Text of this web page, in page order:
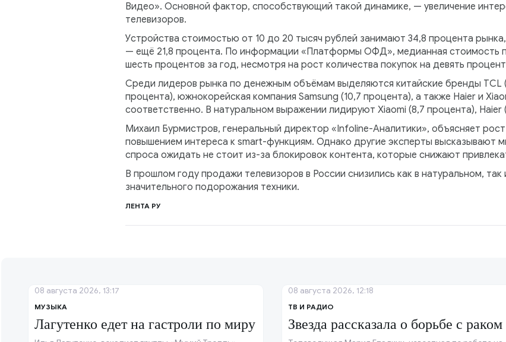
Видео». Основной фактор, способствующий такой динамике, — увеличение
телевизоров.
Устройства стоимостью от 10 до 20 тысяч рублей занимают 34,8 процента
— ещё 21,8 процента. По информации «Платформы ОФД», медианная стоимость
шесть процентов за год, несмотря на рост количества покупок на девять
Среди лидеров рынка по денежным объёмам выделяются китайские бренды TCL
процента), южнокорейская компания Samsung (10,7 процента), а также Haier и
соответственно. В натуральном выражении лидируют Xiaomi (8,7 процента), Haier
Михаил Бурмистров, генеральный директор «Infoline-Аналитики», объясняет
повышением интереса к smart-функциям. Однако другие эксперты высказывают
спроса ожидать не стоит из-за блокировок контента, которые снижают
В прошлом году продажи телевизоров в России снизились как в натуральном,
значительного подорожания техники.
ЛЕНТА РУ
МУЗЫКА
Лагутенко едет на гастроли по миру
08 августа 2026, 13:17
ТВ И РАДИО
Звезда рассказала о борьбе с раком
08 августа 2026, 12:18